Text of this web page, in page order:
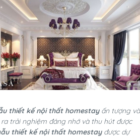
thiết kế nội thất homestayấn tượng và
trải nghiệm đáng nhớ và thu hút được
thiết kế nội thất homestayđược dự